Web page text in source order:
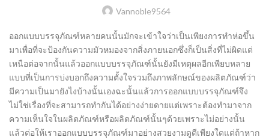
Vannoble9564
ออกแบบบรรจุภัณฑ์หลายคนนั้นมักจะเข้าใจว่าเป็นเพียงการทำห่อขึ้น
มาเพื่อที่จะป้องกันความมัวหมองจากสิ่งภายนอกซึ่งก็เป็นสิ่งที่ไม่ผิดแต่
เหนือต่อจากนั้นแล้วออกแบบบรรจุภัณฑ์นั้นยังมีเหตุผลอีกเพียบหลาย
แบบที่เป็นการบ่งบอกถึงความตั้งใจรวมถึงภาพลักษณ์ของผลิตภัณฑ์ว่า
มีความเป็นมายังไงบ้างนั้นเองฉะนั้นแล้วการออกแบบบรรจุภัณฑ์จึง
ไม่ใช่เรื่องที่จะสามารถทำกันได้อย่างง่ายดายแต่เพราะต้องทำมาจาก
ความเห็นใจในผลิตภัณฑ์หรือผลิตภัณฑ์นั้นๆด้วยเพราะไม่อย่างนั้น
แล้วต่อให้เราออกแบบบรรจุภัณฑ์มาอย่างสวยงามดูดีเพียงใดแต่ถ้าหาก